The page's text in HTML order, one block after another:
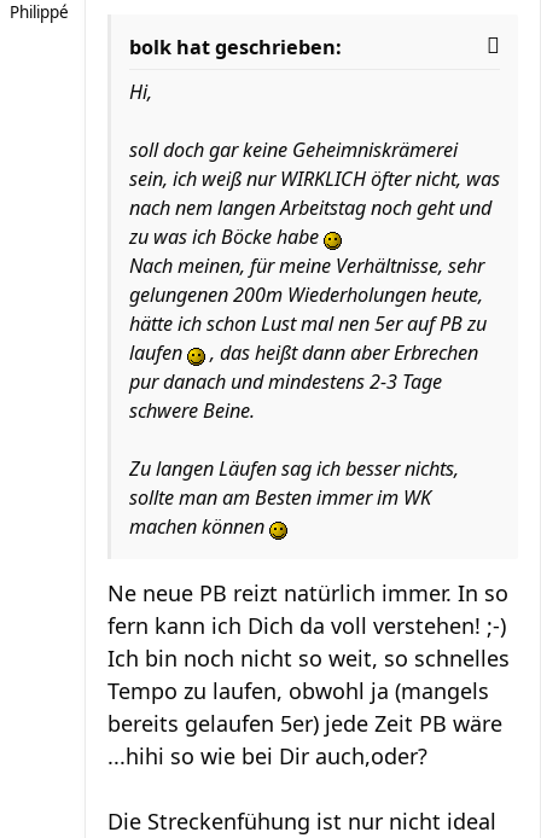
Philippé
bolk hat geschrieben:
Hi,
soll doch gar keine Geheimniskrämerei
sein, ich weiß nur WIRKLICH öfter nicht, was
nach nem langen Arbeitstag noch geht und
zu was ich Böcke habe
Nach meinen, für meine Verhältnisse, sehr
gelungenen 200m Wiederholungen heute,
hätte ich schon Lust mal nen 5er auf PB zu
laufen
, das heißt dann aber Erbrechen
pur danach und mindestens 2-3 Tage
schwere Beine.
Zu langen Läufen sag ich besser nichts,
sollte man am Besten immer im WK
machen können
Ne neue PB reizt natürlich immer. In so
fern kann ich Dich da voll verstehen! ;-)
Ich bin noch nicht so weit, so schnelles
Tempo zu laufen, obwohl ja (mangels
bereits gelaufen 5er) jede Zeit PB wäre
...hihi so wie bei Dir auch,oder?
Die Streckenfühung ist nur nicht ideal